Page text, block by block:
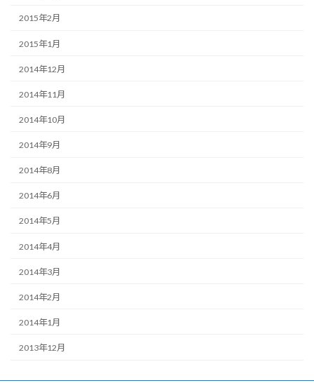
2015年2月
2015年1月
2014年12月
2014年11月
2014年10月
2014年9月
2014年8月
2014年6月
2014年5月
2014年4月
2014年3月
2014年2月
2014年1月
2013年12月